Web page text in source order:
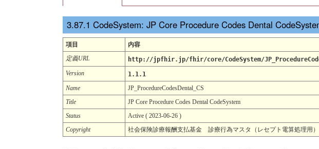
CodeSystem: JP Core Procedure Codes Dental
項目
内容
定義URL
http://jpfhir.jp/fhir/core/CodeSystem/
Version
1.1.1
Name
JP_ProcedureCodesDental_CS
Title
JP Core Procedure Codes Dental CodeSystem
Status
Active ( 2023-06-26 )
Copyright
社会保険診療報酬支払基金 診療行為マスタ（レセプト電算処理用）